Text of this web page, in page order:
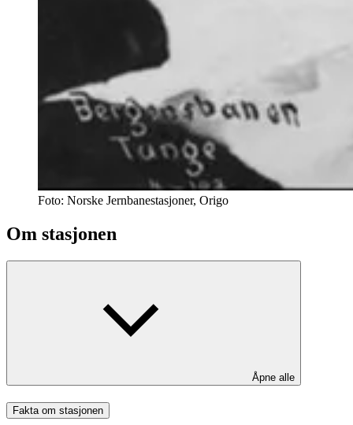
Foto: Norske Jernbanestasjoner, Origo
Om stasjonen
Åpne alle
Fakta om stasjonen